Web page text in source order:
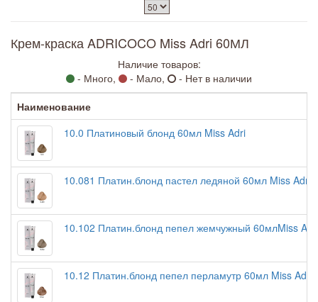
Крем-краска ADRICOCO Miss Adri 60МЛ
Наличие товаров:
- Много,
- Мало,
- Нет в наличии
Наименование
10.0 Платиновый блонд 60мл Miss Adri
10.081 Платин.блонд пастел ледяной 60мл Miss Adri
10.102 Платин.блонд пепел жемчужный 60млMiss Adr
10.12 Платин.блонд пепел перламутр 60мл Miss Adri